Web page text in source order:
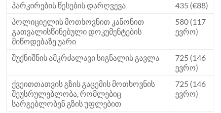
პარკირების წესების დარღვევა
435 (€88)
პოლიციელის მოთხოვნით კანონით
გათვალისწინებული დოკუმენტების
მიწოდებაზე უარი
580 (117
ევრო)
შუქნიშნის ამკრძალავი სიგნალის გავლა
725 (146
ევრო)
ქვეითთათვის გზის გაცემის მოთხოვნის
შეუსრულებლობა, რომლებიც
სარგებლობენ გზის უფლებით
725 (146
ევრო)